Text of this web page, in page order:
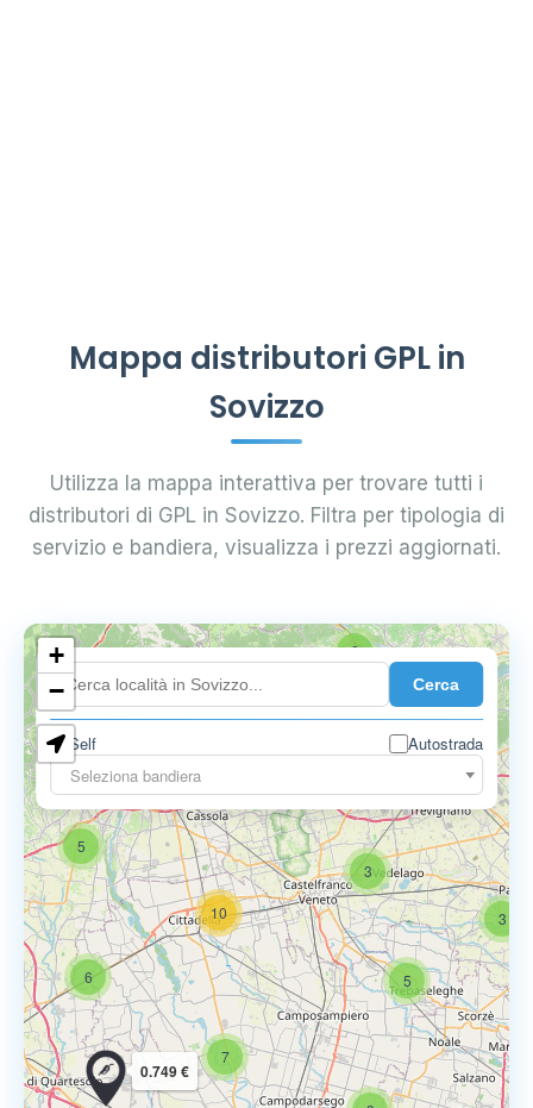
Mappa distributori GPL in
Sovizzo
Utilizza la mappa interattiva per trovare tutti i
distributori di GPL in Sovizzo. Filtra per tipologia di
servizio e bandiera, visualizza i prezzi aggiornati.
Cerca
Self
Autostrada
Seleziona bandiera
3
3
2
5
6
5
6
10
7
0.749 €
+
−